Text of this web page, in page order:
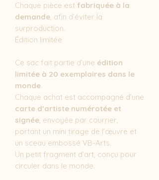
Chaque pièce est fabriquée à la
demande, afin d’éviter la
surproduction.
Édition limitée
Ce sac fait partie d’une édition
limitée à 20 exemplaires dans le
monde.
Chaque achat est accompagné d’une
carte d’artiste numérotée et
signée, envoyée par courrier,
portant un mini tirage de l’œuvre et
un sceau embossé VB-Arts.
Un petit fragment d’art, conçu pour
circuler dans le monde.